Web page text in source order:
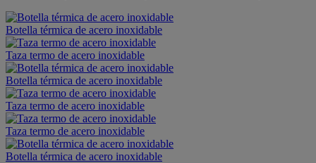
Botella térmica de acero inoxidable
Taza termo de acero inoxidable
Botella térmica de acero inoxidable
Taza termo de acero inoxidable
Taza termo de acero inoxidable
Botella térmica de acero inoxidable